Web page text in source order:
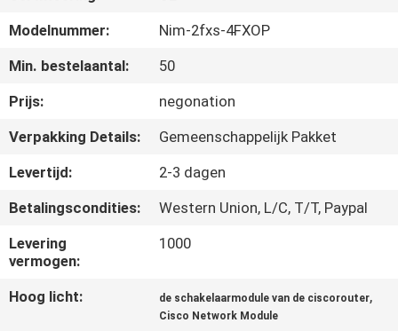
FABRIEKSTOCHT
KWALITEITSCONTROLE
NEEM
CONTACT
ONS
OP
NIEUWS
Modelnummer:
Nim-2fxs-4FXOP
Min. bestelaantal:
50
Prijs:
negonation
Verpakking Details:
Gemeenschappelijk Pakket
Levertijd:
2-3 dagen
Betalingscondities:
Western Union, L/C, T/T, Paypal
Levering
vermogen:
1000
Hoog licht: de schakelaarmodule van de ciscorouter,
Cisco Network Module